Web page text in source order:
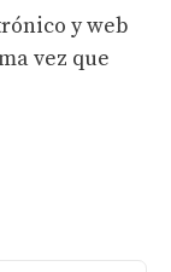
y web
vez que